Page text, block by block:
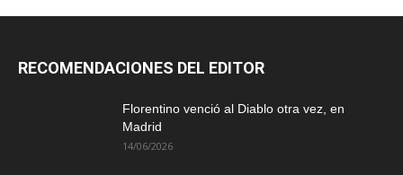
RECOMENDACIONES DEL EDITOR
Florentino venció al Diablo otra vez, en
Madrid
14/06/2026